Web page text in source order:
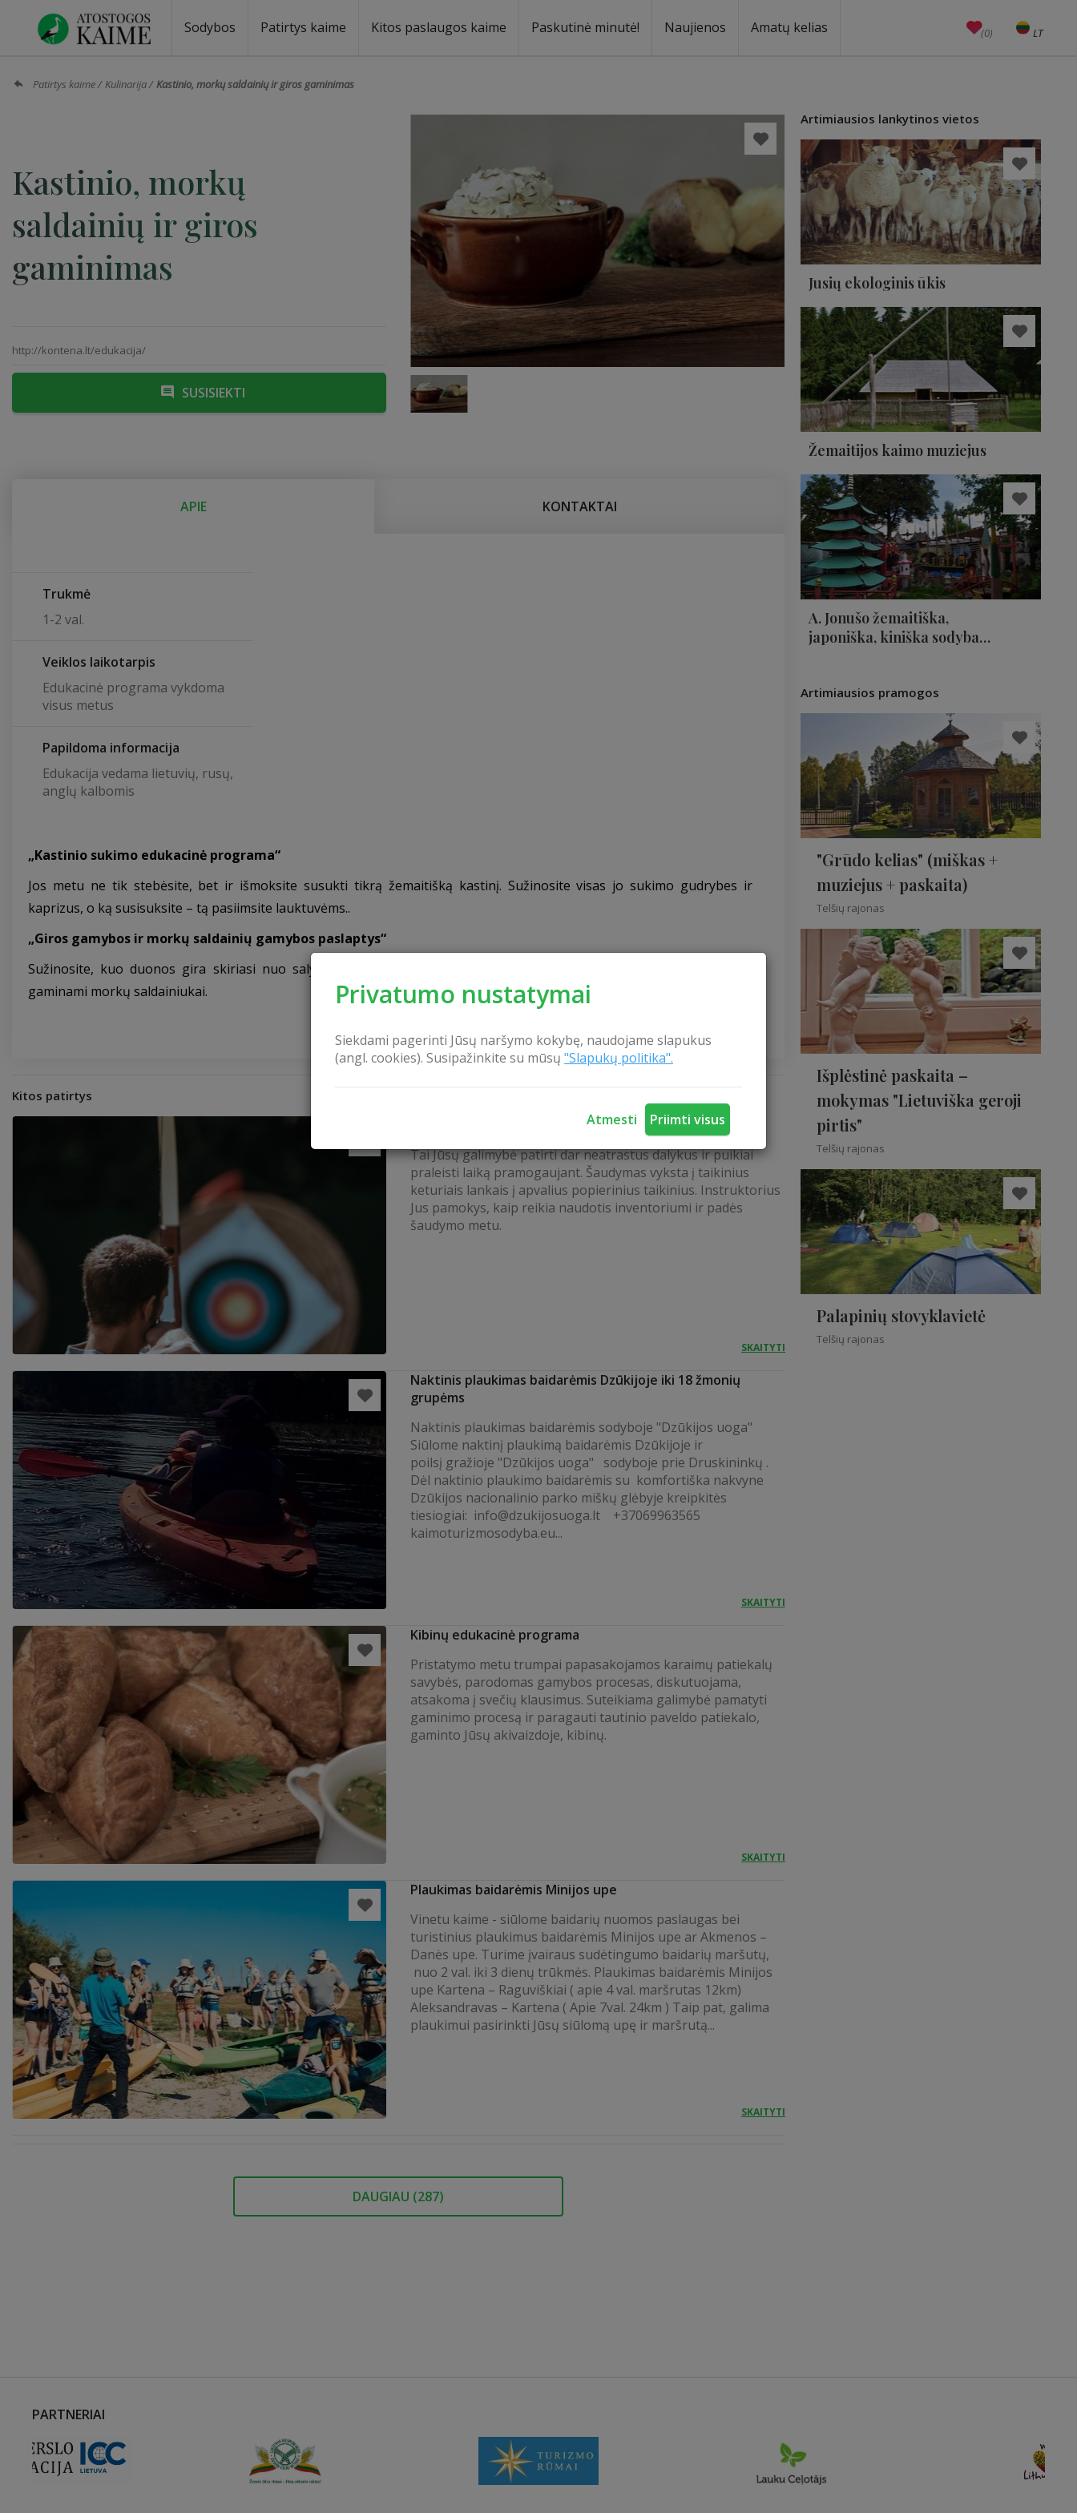
Privatumo nustatymai
Siekdami pagerinti Jūsų naršymo kokybę, naudojame slapukus
(angl. cookies). Susipažinkite su mūsų "Slapukų politika".
Atmesti Priimti visus
Sodybos Patirtys kaime Kitos paslaugos kaime Paskutinė minutė! Naujienos Amatų kelias (0) LT
EN
Patirtys kaime Kulinarija Kastinio, morkų saldainių ir giros gaminimas
Kastinio, morkų
saldainių ir giros
gaminimas
http://kontena.lt/edukacija/
SUSISIEKTI
APIE KONTAKTAI
Trukmė
1-2 val.
Veiklos laikotarpis
Edukacinė programa vykdoma
visus metus
Papildoma informacija
Edukacija vedama lietuvių, rusų,
anglų kalbomis
„Kastinio sukimo edukacinė programa“
Jos metu ne tik stebėsite, bet ir išmoksite susukti tikrą žemaitišką kastinį. Sužinosite visas jo sukimo gudrybes ir
kaprizus, o ką susisuksite – tą pasiimsite lauktuvėms..
„Giros gamybos ir morkų saldainių gamybos paslaptys“
Sužinosite, kuo duonos gira skiriasi nuo salyklinės giros, kokie yra girų gamybos būdai ir rūšys. Pamatysite kaip
gaminami morkų saldainiukai.
Kitos patirtys
Tai Jūsų galimybė patirti dar neatrastus dalykus ir puikiai
praleisti laiką pramogaujant. Šaudymas vyksta į taikinius
keturiais lankais į apvalius popierinius taikinius. Instruktorius
Jus pamokys, kaip reikia naudotis inventoriumi ir padės
šaudymo metu.
SKAITYTI
Naktinis plaukimas baidarėmis Dzūkijoje iki 18 žmonių
grupėms
Naktinis plaukimas baidarėmis sodyboje "Dzūkijos uoga"
Siūlome naktinį plaukimą baidarėmis Dzūkijoje ir
poilsį gražioje "Dzūkijos uoga" sodyboje prie Druskininkų .
Dėl naktinio plaukimo baidarėmis su komfortiška nakvyne
Dzūkijos nacionalinio parko miškų glėbyje kreipkitės
tiesiogiai: info@dzukijosuoga.lt +37069963565
kaimoturizmosodyba.eu...
SKAITYTI
Kibinų edukacinė programa
Pristatymo metu trumpai papasakojamos karaimų patiekalų
savybės, parodomas gamybos procesas, diskutuojama,
atsakoma į svečių klausimus. Suteikiama galimybė pamatyti
gaminimo procesą ir paragauti tautinio paveldo patiekalo,
gaminto Jūsų akivaizdoje, kibinų.
SKAITYTI
Plaukimas baidarėmis Minijos upe
Vinetu kaime - siūlome baidarių nuomos paslaugas bei
turistinius plaukimus baidarėmis Minijos upe ar Akmenos –
Danės upe. Turime įvairaus sudėtingumo baidarių maršutų,
nuo 2 val. iki 3 dienų trūkmės. Plaukimas baidarėmis Minijos
upe Kartena – Raguviškiai ( apie 4 val. maršrutas 12km)
Aleksandravas – Kartena ( Apie 7val. 24km ) Taip pat, galima
plaukimui pasirinkti Jūsų siūlomą upę ir maršrutą...
SKAITYTI
DAUGIAU (287)
Artimiausios lankytinos vietos
Jusių ekologinis ūkis
Žemaitijos kaimo muziejus
A. Jonušo žemaitiška,
japoniška, kiniška sodyba–
Artimiausios pramogos
"Grūdo kelias" (miškas +
muziejus + paskaita)
Telšių rajonas
Išplėstinė paskaita –
mokymas "Lietuviška geroji
pirtis"
Telšių rajonas
Palapinių stovyklavietė
Telšių rajonas
PARTNERIAI